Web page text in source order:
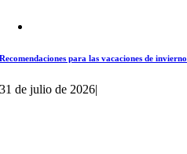
Recomendaciones para las vacaciones de invierno
31 de julio de 2026|